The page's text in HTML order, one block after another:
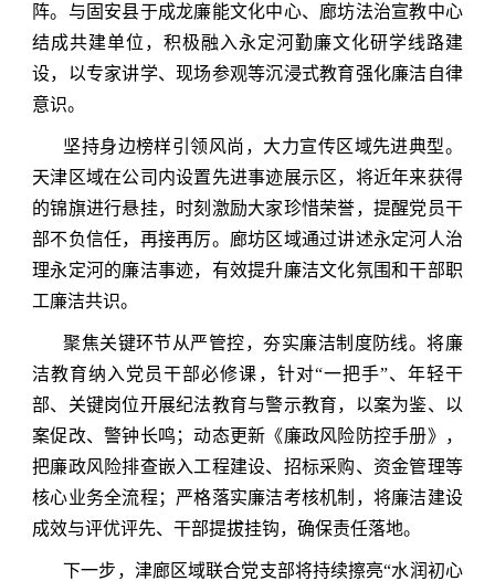
阵。与固安县于成龙廉能文化中心、廊坊法治宣教中心
结成共建单位，积极融入永定河勤廉文化研学线路建
设，以专家讲学、现场参观等沉浸式教育强化廉洁自律
意识。
坚持身边榜样引领风尚，大力宣传区域先进典型。
天津区域在公司内设置先进事迹展示区，将近年来获得
的锦旗进行悬挂，时刻激励大家珍惜荣誉，提醒党员干
部不负信任，再接再厉。廊坊区域通过讲述永定河人治
理永定河的廉洁事迹，有效提升廉洁文化氛围和干部职
工廉洁共识。
聚焦关键环节从严管控，夯实廉洁制度防线。将廉
洁教育纳入党员干部必修课，针对“一把手”、年轻干
部、关键岗位开展纪法教育与警示教育，以案为鉴、以
案促改、警钟长鸣；动态更新《廉政风险防控手册》，
把廉政风险排查嵌入工程建设、招标采购、资金管理等
核心业务全流程；严格落实廉洁考核机制，将廉洁建设
成效与评优评先、干部提拔挂钩，确保责任落地。
下一步，津廊区域联合党支部将持续擦亮“水润初心